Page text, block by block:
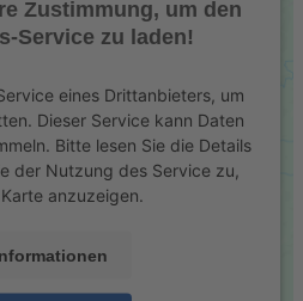
Zustimmung, um den
Service zu laden!
eines Drittanbieters, um
Dieser Service kann Daten
Bitte lesen Sie die Details
der Nutzung des Service zu,
anzuzeigen.